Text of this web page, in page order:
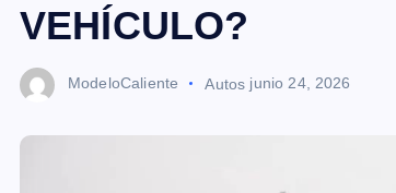
VEHÍCULO?
ModeloCaliente Autos junio 24, 2026